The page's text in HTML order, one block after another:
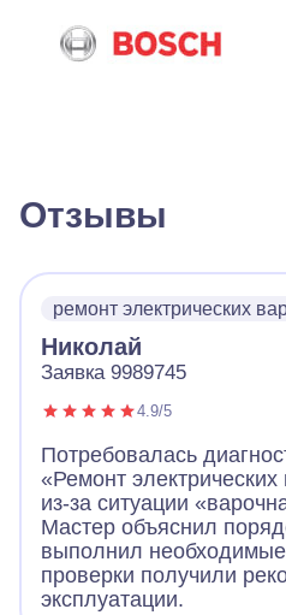
Отзывы
ремонт электрических
Николай
Заявка 9989745
4.9/5
Потребовалась
«Ремонт
из-за ситуации
Мастер объяснил
выполнил
проверки получили
эксплуатации.